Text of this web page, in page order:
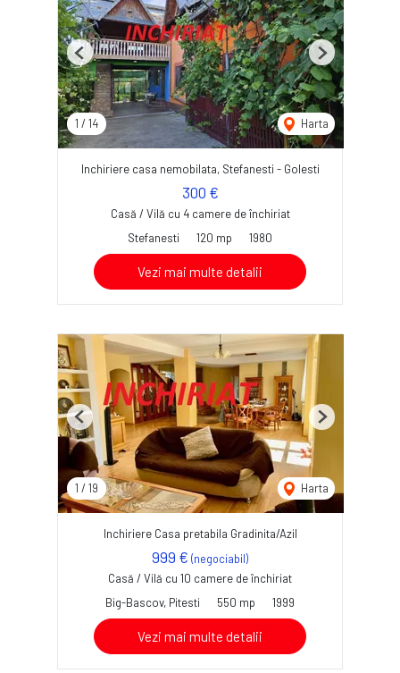
1 / 14 Harta
Previous Next
Inchiriere casa nemobilata, Stefanesti - Golesti
300 €
Casă / Vilă cu 4 camere de închiriat
Stefanesti
120 mp 1980
Vezi mai multe detalii
1 / 19 Harta
Previous Next
Inchiriere Casa pretabila Gradinita/Azil
999 € (negociabil)
Casă / Vilă cu 10 camere de închiriat
Big-Bascov, Pitesti
550 mp 1999
Vezi mai multe detalii